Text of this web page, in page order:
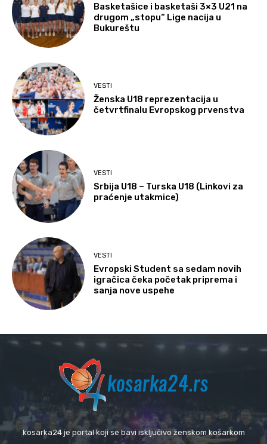
Basketašice i basketaši 3×3 U21 na
drugom „stopu“ Lige nacija u
Bukureštu
VESTI
Ženska U18 reprezentacija u
četvrtfinalu Evropskog prvenstva
VESTI
Srbija U18 – Turska U18 (Linkovi za
praćenje utakmice)
VESTI
Evropski Student sa sedam novih
igračica čeka početak priprema i
sanja nove uspehe
kosarka24 je portal koji se bavi isključivo ženskom košarkom